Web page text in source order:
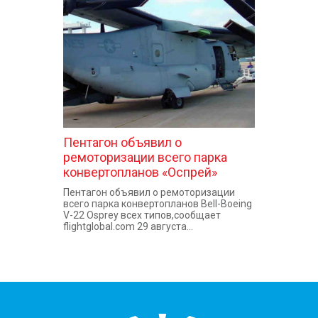
КОНТАКТЫ
Пентагон объявил о
ремоторизации всего парка
конвертопланов «Оспрей»
Пентагон объявил о ремоторизации
всего парка конвертопланов Bell-Boeing
V-22 Osprey всех типов,сообщает
flightglobal.com 29 августа...